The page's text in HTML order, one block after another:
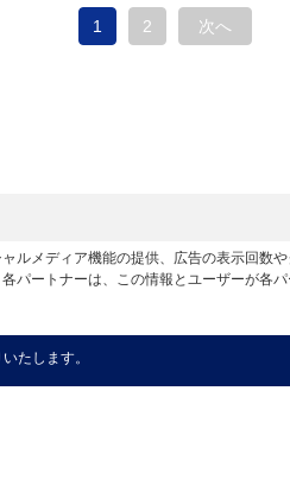
1 2 次へ
メディア機能の提供、広告の表示回数
ートナーは、この情報とユーザーが
たします。